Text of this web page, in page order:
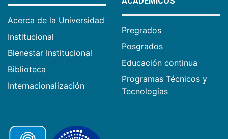
Acerca de la Universidad
Institucional
Bienestar Institucional
Biblioteca
Internacionalización
Pregrados
Posgrados
Educación continua
Programas Técnicos y
Tecnologías